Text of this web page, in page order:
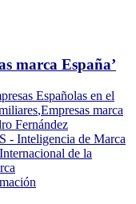
marca España’
Españolas en el
,Empresas marca
Fernández
- Inteligencia de Marca
de la